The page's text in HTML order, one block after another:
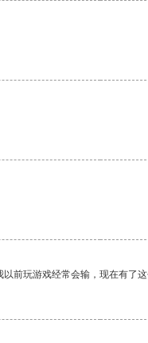
前玩游戏经常会输，现在有了